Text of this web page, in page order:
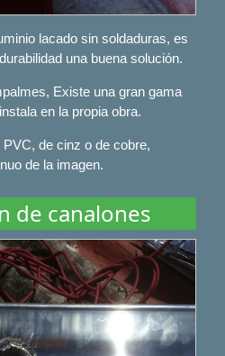
lacado sin soldaduras, es
una buena solución.
Existe una gran gama
en la propia obra.
de cinz o de cobre,
de la imagen.
de canalones